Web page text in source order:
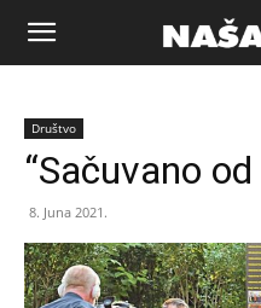
Naša
riječ
Zenica
Društvo
“Sačuvano
8. Juna 2021.